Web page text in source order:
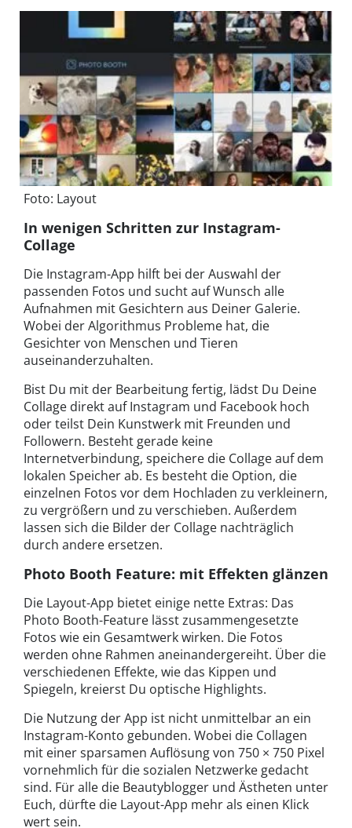
Foto: Layout
In wenigen Schritten zur Instagram-
Collage
Die Instagram-App hilft bei der Auswahl der
passenden Fotos und sucht auf Wunsch alle
Aufnahmen mit Gesichtern aus Deiner Galerie.
Wobei der Algorithmus Probleme hat, die
Gesichter von Menschen und Tieren
auseinanderzuhalten.
Bist Du mit der Bearbeitung fertig, lädst Du Deine
Collage direkt auf Instagram und Facebook hoch
oder teilst Dein Kunstwerk mit Freunden und
Followern. Besteht gerade keine
Internetverbindung, speichere die Collage auf dem
lokalen Speicher ab. Es besteht die Option, die
einzelnen Fotos vor dem Hochladen zu verkleinern,
zu vergrößern und zu verschieben. Außerdem
lassen sich die Bilder der Collage nachträglich
durch andere ersetzen.
Photo Booth Feature: mit Effekten glänzen
Die Layout-App bietet einige nette Extras: Das
Photo Booth-Feature lässt zusammengesetzte
Fotos wie ein Gesamtwerk wirken. Die Fotos
werden ohne Rahmen aneinandergereiht. Über die
verschiedenen Effekte, wie das Kippen und
Spiegeln, kreierst Du optische Highlights.
Die Nutzung der App ist nicht unmittelbar an ein
Instagram-Konto gebunden. Wobei die Collagen
mit einer sparsamen Auflösung von 750 × 750 Pixel
vornehmlich für die sozialen Netzwerke gedacht
sind. Für alle die Beautyblogger und Ästheten unter
Euch, dürfte die Layout-App mehr als einen Klick
wert sein.